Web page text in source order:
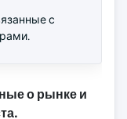
с
о рынке и